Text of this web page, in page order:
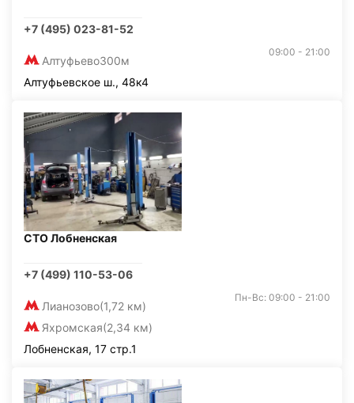
+7 (495) 023-81-52
Алтуфьево300м
09:00 - 21:00
Алтуфьевское ш., 48к4
СТО Лобненская
+7 (499) 110-53-06
Лианозово(1,72 км)
Яхромская(2,34 км)
Пн-Вс: 09:00 - 21:00
Лобненская, 17 стр.1